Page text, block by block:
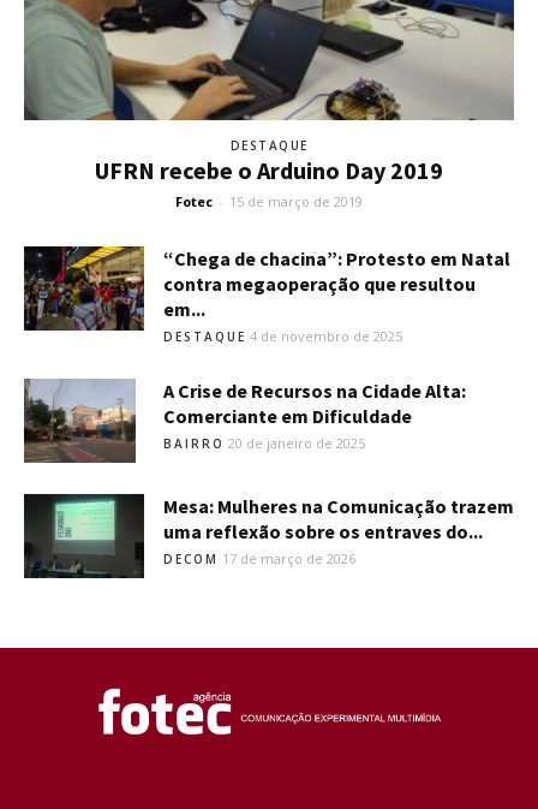
DESTAQUE
UFRN recebe o Arduino Day 2019
Fotec - 15 de março de 2019
“Chega de chacina”: Protesto em Natal
contra megaoperação que resultou
em...
DESTAQUE 4 de novembro de 2025
A Crise de Recursos na Cidade Alta:
Comerciante em Dificuldade
BAIRRO 20 de janeiro de 2025
Mesa: Mulheres na Comunicação trazem
uma reflexão sobre os entraves do...
DECOM 17 de março de 2026